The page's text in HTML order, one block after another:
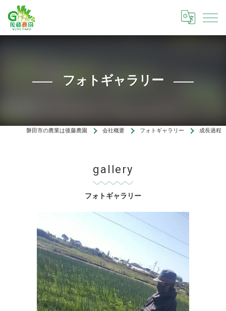
フォトギャラリー
磐田市の農業は後藤農園 会社概要 フォトギャラリー 成長過程
フォトギャラリー
gallery